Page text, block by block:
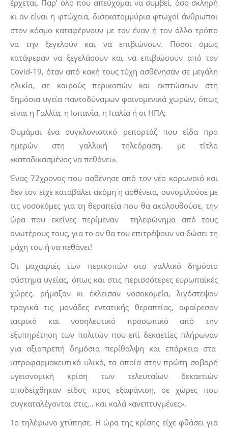
έρχεται. Παρ’ όλο που απεύχομαι να συμβεί, όσο σκληρή
κι αν είναι η φτώχεια, δισεκατομμύρια φτωχοί άνθρωποι
στον κόσμο καταφέρνουν με τον έναν ή τον άλλο τρόπο
να την ξεγελούν και να επιβιώνουν. Πόσοι όμως
κατάφεραν να ξεγελάσουν και να επιβιώσουν από τον
Covid-19, όταν από κακή τους τύχη ασθένησαν σε μεγάλη
ηλικία, σε καιρούς περικοπών και εκπτώσεων στη
δημόσια υγεία παντοδύναμων φαινομενικά χωρών, όπως
είναι η Γαλλία, η Ισπανία, η Ιταλία ή οι ΗΠΑ;
Θυμάμαι ένα συγκλονιστικό ρεπορτάζ που είδα προ
ημερών στη γαλλική τηλεόραση, με τίτλο
«καταδικασμένος να πεθάνει».
Ένας 72χρονος που ασθένησε από τον νέο κορωνοιό και
δεν τον είχε καταβάλει ακόμη η ασθένεια, συνομιλούσε με
τις νοσοκόμες για τη θεραπεία που θα ακολουθούσε, την
ώρα που εκείνες περίμεναν τηλεφώνημα από τους
ανωτέρους τους, για το αν θα του επιτρέψουν να δώσει τη
μάχη του ή να πεθάνει!
Οι μαχαιριές των περικοπών στο γαλλικό δημόσιο
σύστημα υγείας, όπως και στις περισσότερες ευρωπαϊκές
χώρες, ρήμαξαν κι έκλεισαν νοσοκομεία, λιγόστεψαν
τραγικά τις μονάδες εντατικής θεραπείας, αφαίρεσαν
ιατρικό και νοσηλευτικό προσωπικό από την
εξυπηρέτηση των πολιτών που επί δεκαετίες πλήρωναν
για αξιοπρεπή δημόσια περίθαλψη και επάρκεια στα
ιατροφαρμακευτικά υλικά, τα οποία στην πρώτη σοβαρή
υγειονομική κρίση των τελευταίων δεκαετιών
αποδείχθηκαν είδος προς εξαφάνιση, σε χώρες που
συγκαταλέγονται στις… και καλά «ανεπτυγμένες».
Το τηλέφωνο χτύπησε. Η ώρα της κρίσης είχε φθάσει για